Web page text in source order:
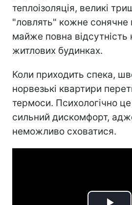
теплоізоляція, великі
"ловлять" кожне сонячне
майже повна відсутність
житлових будинках.
Коли приходить спека,
норвезькі квартири
термоси. Психологічно
сильний дискомфорт,
неможливо сховатися.